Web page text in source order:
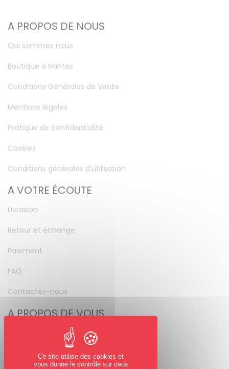
A PROPOS DE NOUS
Qui sommes nous
Boutique à Nantes
Conditions Générales de Vente
Mentions légales
Politique de confidentialité
Cookies
Conditions générales d’utilisation
A VOTRE ÉCOUTE
Livraison
Retour et échange
Paiement
FAQ
Contactez-nous
A PROPOS DE VOUS
Mot de passe perdu
Ce site utilise des cookies et
vous donne le contrôle sur ceux